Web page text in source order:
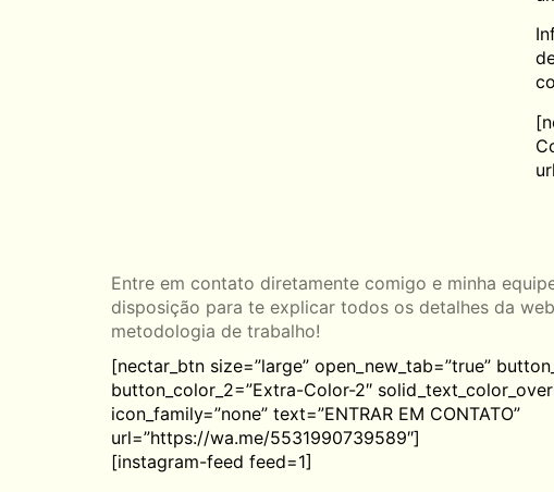
Entre em contato diretamente comigo e minha
disposição para te explicar todos os detalhes da
metodologia de trabalho!
[nectar_btn size=”large” open_new_tab=”true”
button_color_2=”Extra-Color-2″
icon_family=”none” text=”ENTRAR EM CONTATO”
url=”https://wa.me/5531990739589″]
[instagram-feed feed=1]